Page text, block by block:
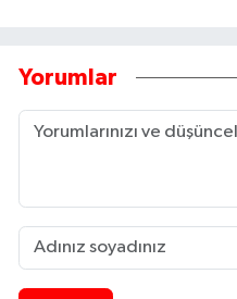
Yorumlar